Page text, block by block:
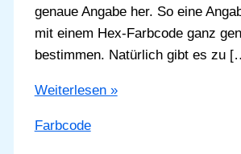
genaue Angabe her. So eine
mit einem Hex-Farbcode ganz
bestimmen. Natürlich gibt es zu
Hex
erstellen
Weiterlesen »
Farbcode